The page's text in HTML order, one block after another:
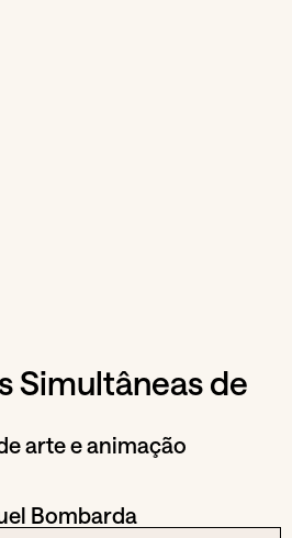
Simultâneas de
arte e animação
Bombarda